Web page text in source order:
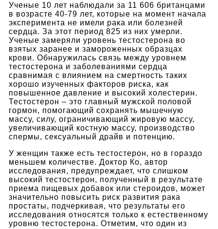
Ученые 10 лет наблюдали за 11 606 британцами
в возрасте 40-79 лет, которые на момент начала
эксперимента не имели рака или болезней
сердца. За этот период 825 из них умерли.
Ученые замеряли уровень тестостерона во
взятых заранее и замороженных образцах
крови. Обнаружилась связь между уровнем
тестостерона и заболеваниями сердца
сравнимая с влиянием на смертность таких
хорошо изученных факторов риска, как
повышенное давление и высокий холестерин.
Тестостерон – это главный мужской половой
гормон, помогающий сохранять мышечную
массу, силу, ограничивающий жировую массу,
увеличивающий костную массу, производство
спермы, сексуальный драйв и потенцию.
У женщин также есть тестостерон, но в гораздо
меньшем количестве. Доктор Ко, автор
исследования, предупреждает, что слишком
высокий тестостерон, полученный в результате
приема пищевых добавок или стероидов, может
значительно повысить риск развития рака
простаты, подчеркивая, что результаты его
исследования относятся только к естественному
уровню тестостерона. Отметим, что один из